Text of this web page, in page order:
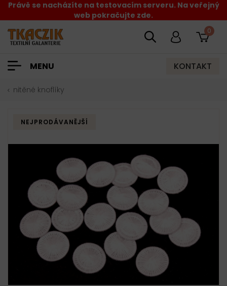
Právě se nacházíte na testovacím serveru. Na veřejný
web pokračujte zde.
0
MENU KONTAKT
nitěné knoflíky
NEJPRODÁVANĚJŠÍ